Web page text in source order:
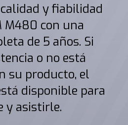
y fiabilidad
M480 con una
de 5 años. Si
o no está
su producto, el
disponible para
y asistirle.